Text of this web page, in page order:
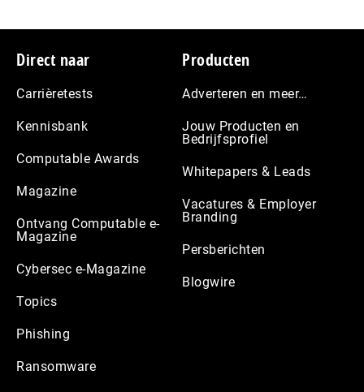
Footer
Direct naar
Carrièretests
Kennisbank
Computable Awards
Magazine
Ontvang Computable e-
Magazine
Cybersec e-Magazine
Topics
Phishing
Ransomware
Producten
Adverteren en meer…
Jouw Producten en
Bedrijfsprofiel
Whitepapers & Leads
Vacatures & Employer
Branding
Persberichten
Blogwire